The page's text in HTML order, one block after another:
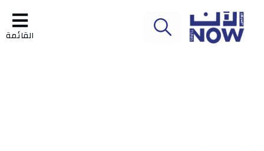
القائمة